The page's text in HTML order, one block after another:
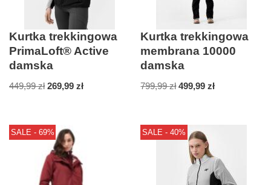
Kurtka trekkingowa
PrimaLoft® Active
damska
449,99zł 269,99 zł
Kurtka trekkingowa
membrana 10000
damska
799,99zł 499,99zł
SALE - 69% SALE - 40%